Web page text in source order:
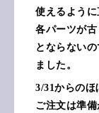
使えるように
各パーツが
とならない
ました。
3/31からのほ
ご注文は準